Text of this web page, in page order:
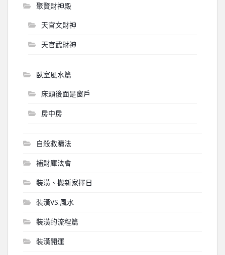
聚賢財神殿
天官文財神
天官武財神
臥室風水篇
床頭後面是窗戶
房中房
自殺救贖法
補財庫法會
裝潢、搬新家擇日
裝潢VS.風水
裝潢的流程篇
裝潢開運